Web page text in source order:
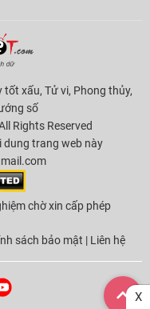
tốt xấu, Tử vi, Phong thủy,
số
Rights Reserved
dung trang web này
chờ xin cấp phép
sách bảo mật | Liên hệ
X